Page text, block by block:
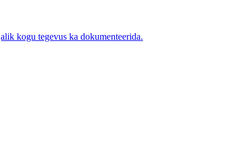
kogu tegevus ka dokumenteerida.